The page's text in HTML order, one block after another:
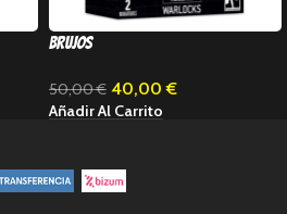
Brujos
50,00€ 40,00€
Añadir Al Carrito